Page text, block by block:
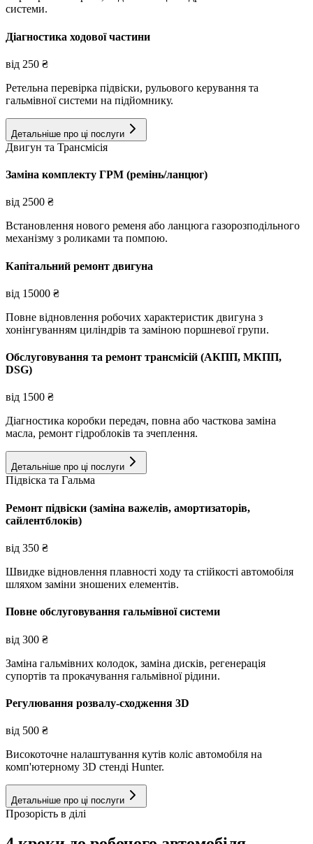
системи.
Діагностика ходової частини
від 250 ₴
Ретельна перевірка підвіски, рульового керування та
гальмівної системи на підйомнику.
Детальніше про ці послуги
Двигун та Трансмісія
Заміна комплекту ГРМ (ремінь/ланцюг)
від 2500 ₴
Встановлення нового ременя або ланцюга газорозподільного
механізму з роликами та помпою.
Капітальний ремонт двигуна
від 15000 ₴
Повне відновлення робочих характеристик двигуна з
хонінгуванням циліндрів та заміною поршневої групи.
Обслуговування та ремонт трансмісій (АКПП, МКПП,
DSG)
від 1500 ₴
Діагностика коробки передач, повна або часткова заміна
масла, ремонт гідроблоків та зчеплення.
Детальніше про ці послуги
Підвіска та Гальма
Ремонт підвіски (заміна важелів, амортизаторів,
сайлентблоків)
від 350 ₴
Швидке відновлення плавності ходу та стійкості автомобіля
шляхом заміни зношених елементів.
Повне обслуговування гальмівної системи
від 300 ₴
Заміна гальмівних колодок, заміна дисків, регенерація
супортів та прокачування гальмівної рідини.
Регулювання розвалу-сходження 3D
від 500 ₴
Високоточне налаштування кутів коліс автомобіля на
комп'ютерному 3D стенді Hunter.
Детальніше про ці послуги
Прозорість в ділі